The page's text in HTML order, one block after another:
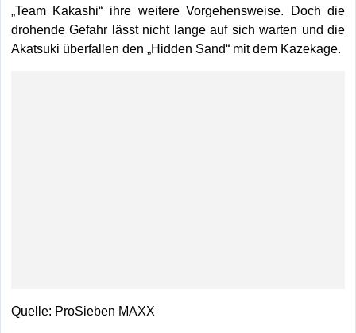
„Team Kakashi“ ihre weitere Vorgehensweise. Doch die
drohende Gefahr lässt nicht lange auf sich warten und die
Akatsuki überfallen den „Hidden Sand“ mit dem Kazekage.
Quelle: ProSieben MAXX